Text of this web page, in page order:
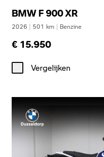
BMW F 900 XR
2026 | 501 km | Benzine
€ 15.950
Vergelijken